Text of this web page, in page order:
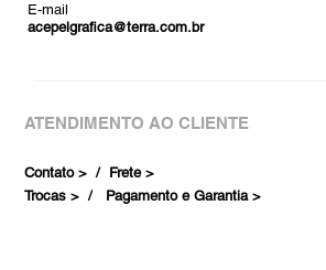
E-mail
acepelgrafica@terra.com.br
ATENDIMENTO AO CLIENTE
Contato > / Frete >
Trocas > / Pagamento e Garantia >